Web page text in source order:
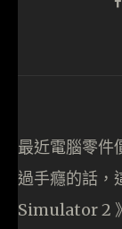
最近電腦零件
過手癮的話
Simulator 2